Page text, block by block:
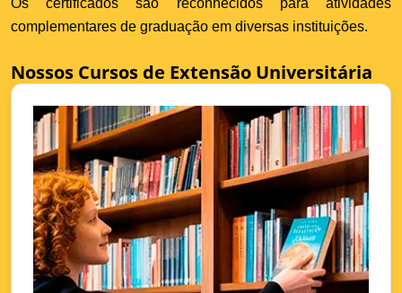
Os certificados são reconhecidos para atividades
complementares de graduação em diversas instituições.
Nossos Cursos de Extensão Universitária